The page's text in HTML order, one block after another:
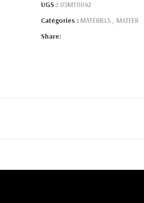
UGS : 05MT0042
Catégories : MATÉRIELS , MATFER
Share: